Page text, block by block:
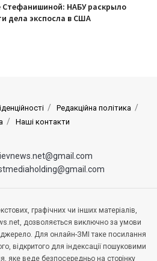
Стефанишиной: НАБУ раскрыло
дела экспосла в США
Редакційна політика
Наші контакти
графічних чи інших матеріалів,
дозволяється виключно за умови
Для онлайн-ЗМІ таке посилання
відкритого для індексації пошуковими
яке веде безпосередньо на сторінку